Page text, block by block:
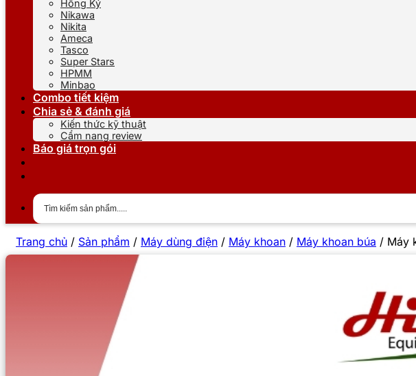
Hồng Ký
Nikawa
Nikita
Ameca
Tasco
Super Stars
HPMM
Minbao
Combo tiết kiệm
Chia sẻ & đánh giá
Kiến thức kỹ thuật
Cẩm nang review
Báo giá trọn gói
Trang chủ / Sản phẩm / Máy dùng điện / Máy khoan / Máy khoan búa / Máy